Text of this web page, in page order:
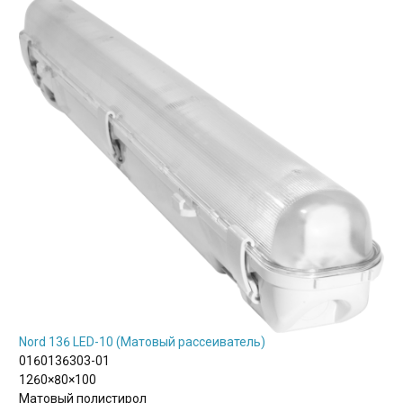
Nord 136 LED-10 (Матовый рассеиватель)
0160136303-01
1260×80×100
Матовый полистирол